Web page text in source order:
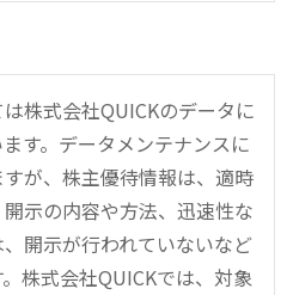
株式会社QUICKのデータに
す。データメンテナンスに
が、株主優待情報は、適時
示の内容や方法、迅速性な
開示が行われていないなど
株式会社QUICKでは、対象